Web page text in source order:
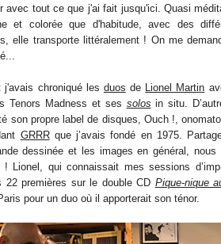
avec tout ce que j'ai fait jusqu'ici. Quasi
et colorée que d'habitude, avec des
elle transporte littéralement ! On me
j'avais chroniqué les duos de Lionel Martin
Tenors Madness et ses solos in situ.
son propre label de disques, Ouch !,
GRRRque j’avais fondé en 1975.
dessinée et les images en général, nous
! Lionel, qui connaissait mes sessions
22 premières sur le double CD Pique-nique
pour un duo où il apporterait son ténor.